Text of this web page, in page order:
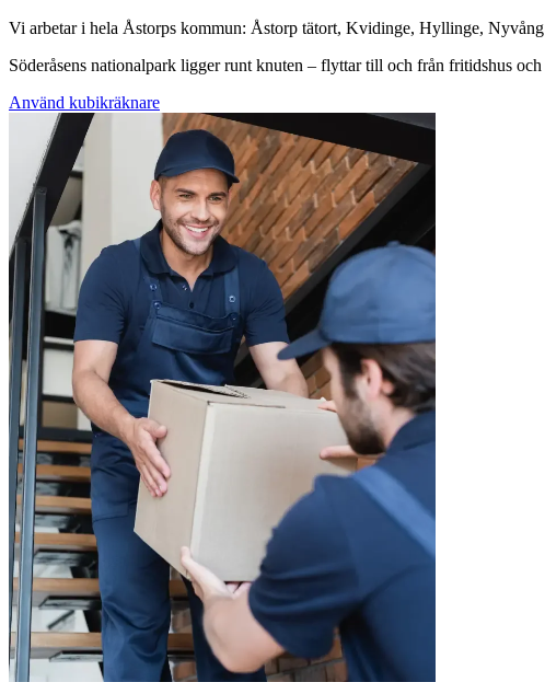
Vi arbetar i hela Åstorps kommun: Åstorp tätort, Kvidinge, Hyllinge,
Söderåsens nationalpark ligger runt knuten – flyttar till och från fritidshus
Använd kubikräknare